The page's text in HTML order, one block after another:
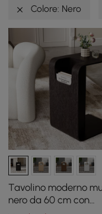
Colore: Nero
Tavolino moderno
nero da 60 cm con